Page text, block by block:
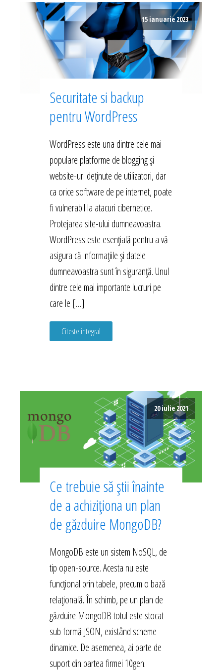
15 ianuarie 2023
Securitate si backup
pentru WordPress
WordPress este una dintre cele mai
populare platforme de blogging și
website-uri deținute de utilizatori, dar
ca orice software de pe internet, poate
fi vulnerabil la atacuri cibernetice.
Protejarea site-ului dumneavoastra.
WordPress este esențială pentru a vă
asigura că informațiile și datele
dumneavoastra sunt în siguranță. Unul
dintre cele mai importante lucruri pe
care le […]
Citeste integral
20 iulie 2021
Ce trebuie să știi înainte
de a achiziționa un plan
de găzduire MongoDB?
MongoDB este un sistem NoSQL, de
tip open-source. Acesta nu este
funcțional prin tabele, precum o bază
relațională. În schimb, pe un plan de
găzduire MongoDB totul este stocat
sub formă JSON, existând scheme
dinamice. De asemenea, ai parte de
suport din partea firmei 10gen.